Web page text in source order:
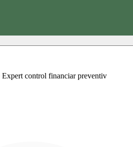
Expert control financiar preventiv